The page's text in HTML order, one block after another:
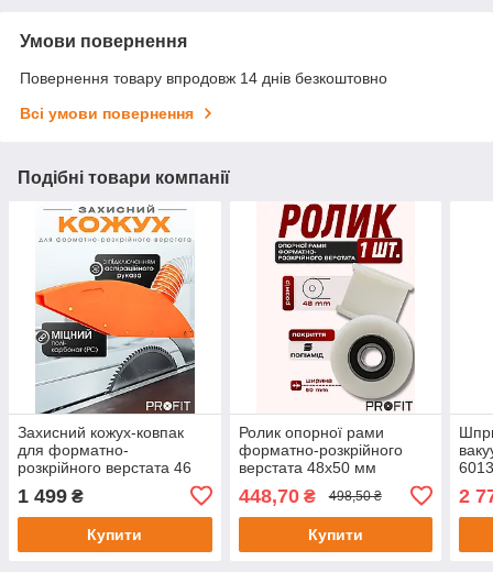
Умови повернення
Повернення товару впродовж 14 днів безкоштовно
Всі умови повернення
Подібні товари компанії
Захисний кожух-ковпак
для форматно-
розкрійного верстата 46
1 499 ₴
Купити
Ролик опорної рами
форматно-розкрійного
верстата 48х50 мм
448,70₴ 498,50 ₴
Купити
ЧПК
2